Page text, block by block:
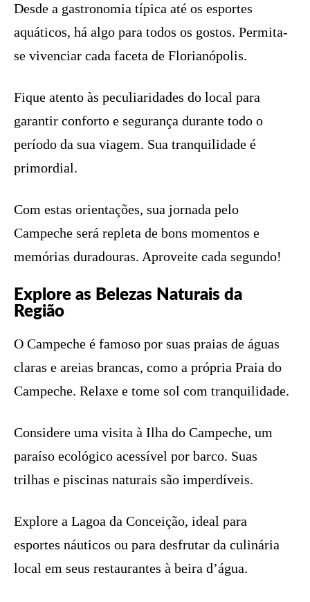
Desde a gastronomia típica até os esportes
aquáticos, há algo para todos os gostos. Permita-
se vivenciar cada faceta de Florianópolis.
Fique atento às peculiaridades do local para
garantir conforto e segurança durante todo o
período da sua viagem. Sua tranquilidade é
primordial.
Com estas orientações, sua jornada pelo
Campeche será repleta de bons momentos e
memórias duradouras. Aproveite cada segundo!
Explore as Belezas Naturais da
Região
O Campeche é famoso por suas praias de águas
claras e areias brancas, como a própria Praia do
Campeche. Relaxe e tome sol com tranquilidade.
Considere uma visita à Ilha do Campeche, um
paraíso ecológico acessível por barco. Suas
trilhas e piscinas naturais são imperdíveis.
Explore a Lagoa da Conceição, ideal para
esportes náuticos ou para desfrutar da culinária
local em seus restaurantes à beira d’água.